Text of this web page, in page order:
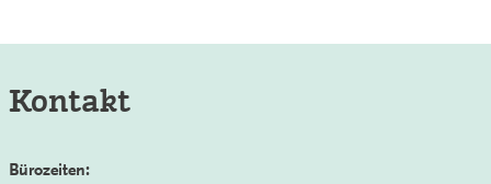
Kontakt
Bürozeiten: